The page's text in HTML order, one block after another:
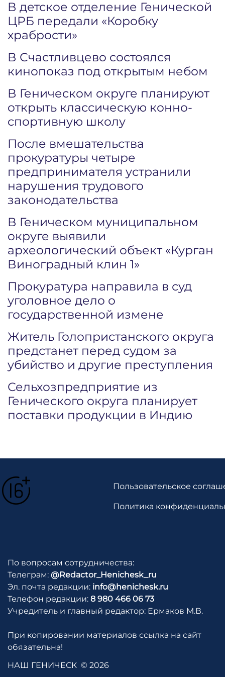
В детское отделение Генической
ЦРБ передали «Коробку
храбрости»
В Счастливцево состоялся
кинопоказ под открытым небом
В Геническом округе планируют
открыть классическую конно-
спортивную школу
После вмешательства
прокуратуры четыре
предпринимателя устранили
нарушения трудового
законодательства
В Геническом муниципальном
округе выявили
археологический объект «Курган
Виноградный клин 1»
Прокуратура направила в суд
уголовное дело о
государственной измене
Житель Голопристанского округа
предстанет перед судом за
убийство и другие преступления
Сельхозпредприятие из
Генического округа планирует
поставки продукции в Индию
Пользовательское
Политика
По вопросам сотрудничества:
Телеграм: @Redactor_Henichesk_ru
Эл. почта редакции: info@henichesk.ru
Телефон редакции: 8 980 466 06 73
Учредитель и главный редактор: Ермаков М.В.
При копировании материалов ссылка на сайт
обязательна!
НАШ ГЕНИЧЕСК © 2026